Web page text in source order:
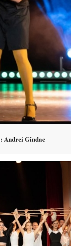
Andrei Gîndac